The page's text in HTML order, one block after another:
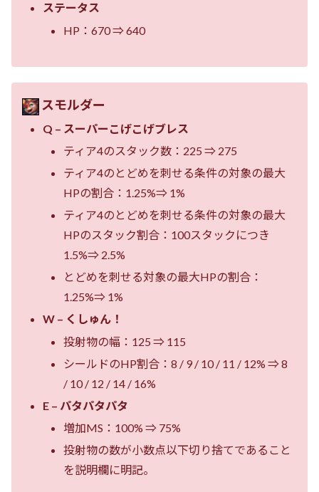
ステータス
HP：670 ⇒ 640
スモルダー
Q – スーパーこげこげブレス
ティア4のスタック数：225 ⇒ 275
ティア4のとどめを刺せる条件の対象の最大
HPの割合：1.25%⇒ 1%
ティア4のとどめを刺せる条件の対象の最大
HPのスタック割合：100スタックにつき
1.5%⇒ 2.5%
とどめを刺せる対象の最大HPの割合：
1.25%⇒ 1%
W – くしゅん！
投射物の幅：125 ⇒ 115
シールドのHP割合：8 / 9 / 10 / 11 / 12% ⇒ 8
/ 10 / 12 / 14 / 16%
E – パタパタパタ
増加MS：100% ⇒ 75%
投射物の数が小数点以下切り捨てであること
を説明欄に明記。